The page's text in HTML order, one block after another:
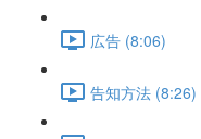
広告 (8:06)
告知方法 (8:26)